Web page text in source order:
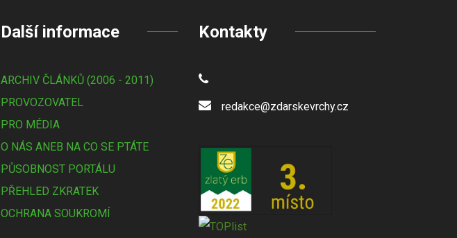
Další informace
ARCHIV ČLÁNKŮ (2006 - 2011)
PROVOZOVATEL
PRO MÉDIA
O NÁS ANEB NA CO SE PTÁTE
PŮSOBNOST PORTÁLU
PŘEHLED ZKRATEK
OCHRANA SOUKROMÍ
Kontakty
redakce@zdarskevrchy.cz